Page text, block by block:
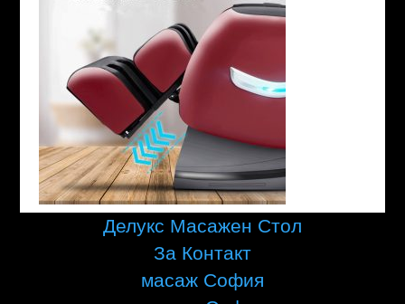
Делукс Масажен Стол
За Контакт
масаж София